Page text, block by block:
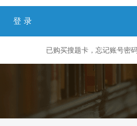
登录
已购买搜题卡，忘记账号密